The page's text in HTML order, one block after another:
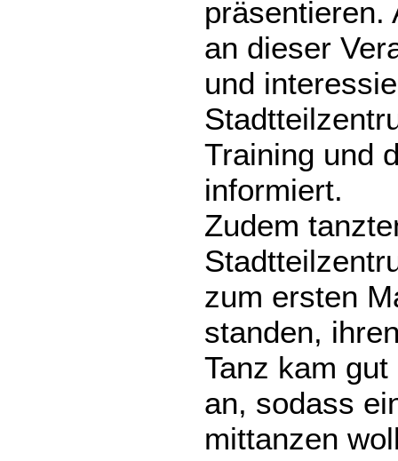
präsentieren.
an dieser
und
Training und
informiert.
Zudem
zum ersten
standen,
Tanz kam
an, sodass
mittanzen